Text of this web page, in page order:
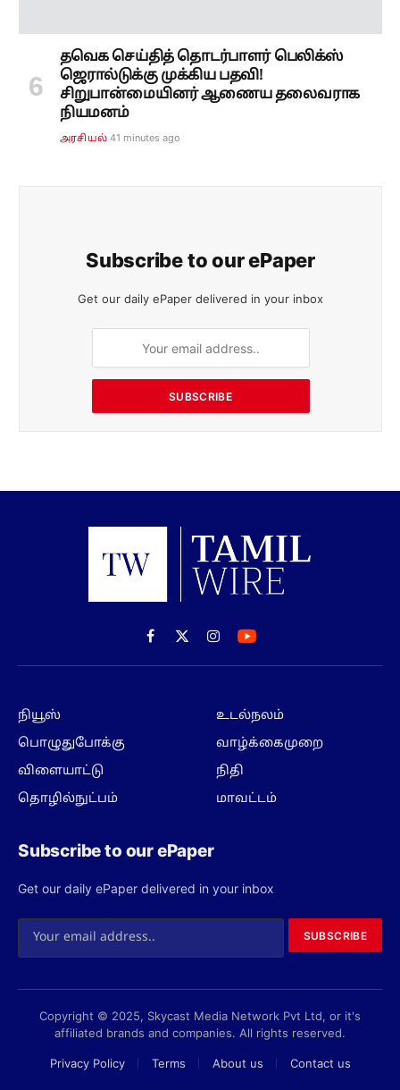
தவெக செய்தித் தொடர்பாளர் பெலிக்ஸ்
ஜெரால்டுக்கு முக்கிய பதவி!
சிறுபான்மையினர் ஆணைய தலைவராக
நியமனம்
அரசியல் 41 minutes ago
Subscribe to our ePaper
Get our daily ePaper delivered in your inbox
SUBSCRIBE
Facebook
X
(Twitter)
Instagram
நியூஸ்
பொழுதுபோக்கு
விளையாட்டு
தொழில்நுட்பம்
உடல்நலம்
வாழ்க்கைமுறை
நிதி
மாவட்டம்
Subscribe to our ePaper
Get our daily ePaper delivered in your inbox
SUBSCRIBE
Copyright © 2025, Skycast Media Network Pvt Ltd, or it's
affiliated brands and companies. All rights reserved.
Privacy Policy Terms About us Contact us